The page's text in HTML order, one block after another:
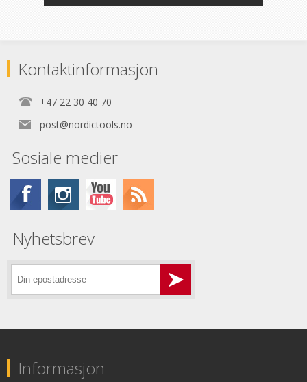
Kontaktinformasjon
+47 22 30 40 70
post@nordictools.no
Sosiale medier
Nyhetsbrev
Informasjon